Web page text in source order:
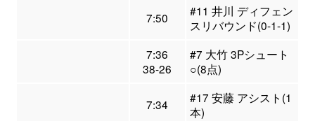
7:50
#11 井川 ディフェン
スリバウンド(0-1-1)
7:36
38-26
#7 大竹 3Pシュート
○(8点)
7:34
#17 安藤 アシスト(1
本)